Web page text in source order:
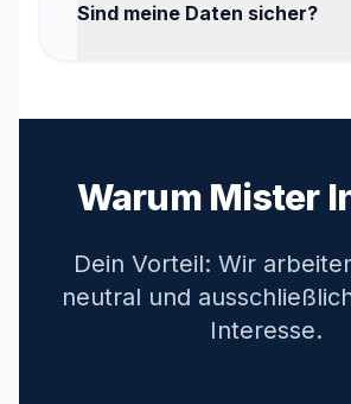
Sind meine Daten sicher?
Warum Mister
Dein Vorteil: Wir
neutral und
Interesse.